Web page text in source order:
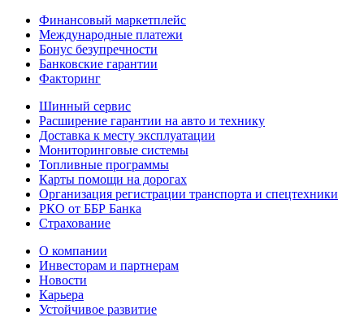
Финансовый маркетплейс
Международные платежи
Бонус безупречности
Банковские гарантии
Факторинг
Шинный сервис
Расширение гарантии на авто и технику
Доставка к месту эксплуатации
Мониторинговые системы
Топливные программы
Карты помощи на дорогах
Организация регистрации транспорта и спецтехники
РКО от ББР Банка
Страхование
О компании
Инвесторам и партнерам
Новости
Карьера
Устойчивое развитие